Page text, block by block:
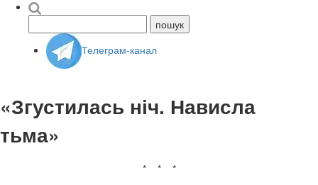
Телеграм-канал
«Згустилась ніч. Нависла
тьма»
* * *